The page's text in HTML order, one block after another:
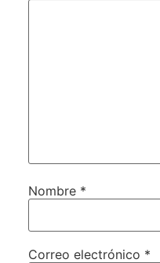
Nombre *
Correo electrónico *